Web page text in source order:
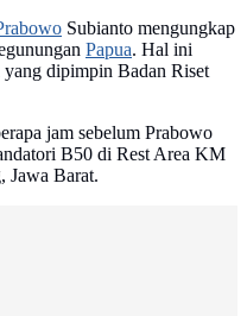
Subianto mengungkap
Papua. Hal ini
yang dipimpin Badan Riset
jam sebelum Prabowo
B50 di Rest Area KM
Jawa Barat.